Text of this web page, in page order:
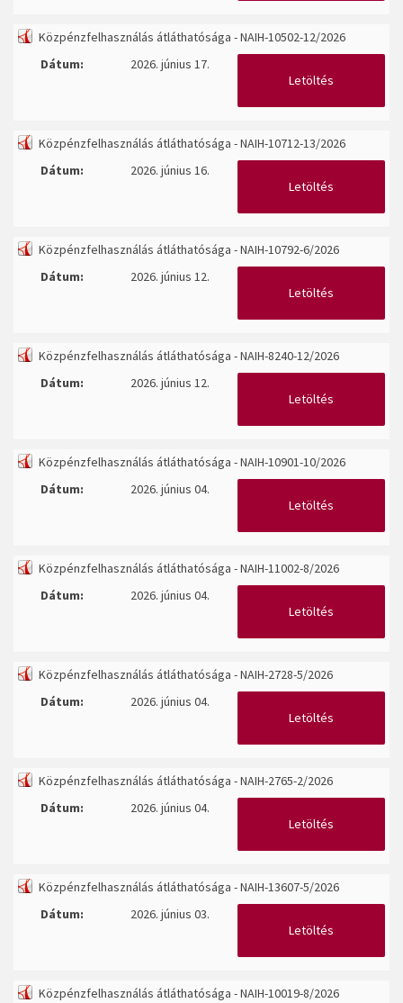
Közpénzfelhasználás átláthatósága - NAIH-10502-12/2026
Dátum:
2026. június 17.
Letöltés
Közpénzfelhasználás átláthatósága - NAIH-10712-13/2026
Dátum:
2026. június 16.
Letöltés
Közpénzfelhasználás átláthatósága - NAIH-10792-6/2026
Dátum:
2026. június 12.
Letöltés
Közpénzfelhasználás átláthatósága - NAIH-8240-12/2026
Dátum:
2026. június 12.
Letöltés
Közpénzfelhasználás átláthatósága - NAIH-10901-10/2026
Dátum:
2026. június 04.
Letöltés
Közpénzfelhasználás átláthatósága - NAIH-11002-8/2026
Dátum:
2026. június 04.
Letöltés
Közpénzfelhasználás átláthatósága - NAIH-2728-5/2026
Dátum:
2026. június 04.
Letöltés
Közpénzfelhasználás átláthatósága - NAIH-2765-2/2026
Dátum:
2026. június 04.
Letöltés
Közpénzfelhasználás átláthatósága - NAIH-13607-5/2026
Dátum:
2026. június 03.
Letöltés
Közpénzfelhasználás átláthatósága - NAIH-10019-8/2026